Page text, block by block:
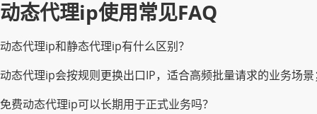
动态代理ip使用常见FAQ
动态代理ip和静态代理ip有什么区别？
动态代理ip会按规则更换出口IP，适合高频批量请求的业务场
免费动态代理ip可以长期用于正式业务吗？